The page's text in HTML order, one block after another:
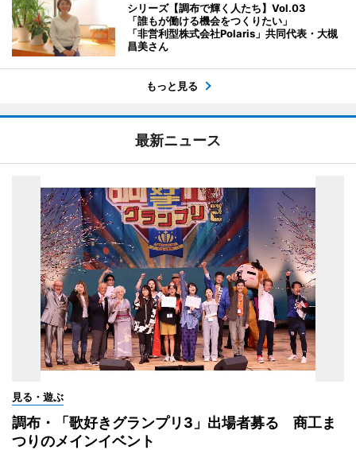
シリーズ【調布で輝く人たち】Vol.03
「誰もが働ける機会をつくりたい」
「非営利型株式会社Polaris」共同代表・大槻
昌美さん
もっと見る
最新ニュース
見る・遊ぶ
調布・「歌好きグランプリ3」出場者募る 商工ま
つりのメインイベント